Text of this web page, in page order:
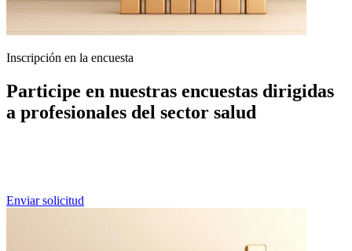
Inscripción en la encuesta
Participe en nuestras encuestas dirigidas
a profesionales del sector salud
Enviar solicitud